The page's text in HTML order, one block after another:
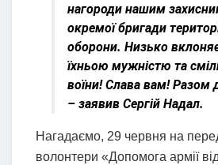
нагороди нашим
окремої бригади
оборони. Низько
їхньою мужністю та
воїни! Слава вам! Разом
– заявив Сергій Надал.
Нагадаємо, 29 червня на
волонтери «Допомога армії